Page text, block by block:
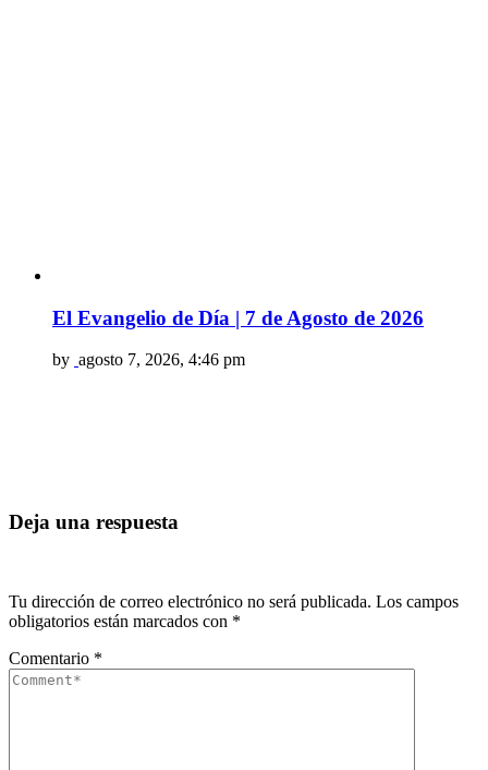
El Evangelio de Día | 7 de Agosto de 2026
by agosto 7, 2026, 4:46 pm
Deja una respuesta
Tu dirección de correo electrónico no será publicada. Los campos
obligatorios están marcados con *
Comentario *